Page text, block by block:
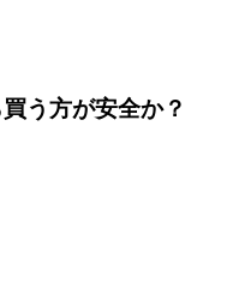
う方が安全か？